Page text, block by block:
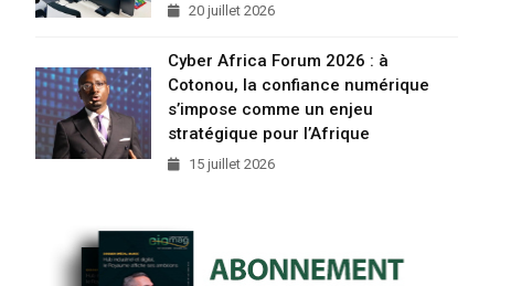
20 juillet 2026
Cyber Africa Forum 2026 : à
Cotonou, la confiance numérique
s’impose comme un enjeu
stratégique pour l’Afrique
15 juillet 2026